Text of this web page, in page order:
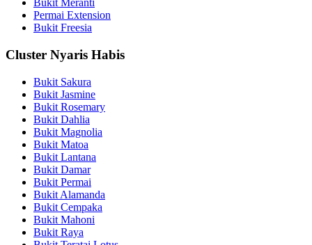
Bukit Meranti
Permai Extension
Bukit Freesia
Cluster Nyaris Habis
Bukit Sakura
Bukit Jasmine
Bukit Rosemary
Bukit Dahlia
Bukit Magnolia
Bukit Matoa
Bukit Lantana
Bukit Damar
Bukit Permai
Bukit Alamanda
Bukit Cempaka
Bukit Mahoni
Bukit Raya